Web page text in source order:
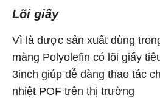
Lõi giấy
Vì là được sản xuất dùng
màng Polyolefin có lõi giấy
3inch giúp dễ dàng thao tác
nhiệt POF trên thị trường